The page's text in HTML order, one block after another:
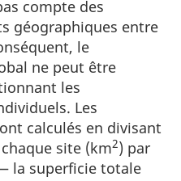
compte des
géographiques entre
le
ne peut être
les
Les
calculés en divisant
site (km2) par
la superficie totale